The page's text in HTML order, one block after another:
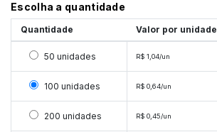
Escolha a quantidade
Quantidade Valor por unidade
Selecionar 50 unidades
50 unidades R$ 1,04/un
Selecionar 100 unidades
100 unidades R$ 0,64/un
Selecionar 200 unidades
200 unidades R$ 0,45/un